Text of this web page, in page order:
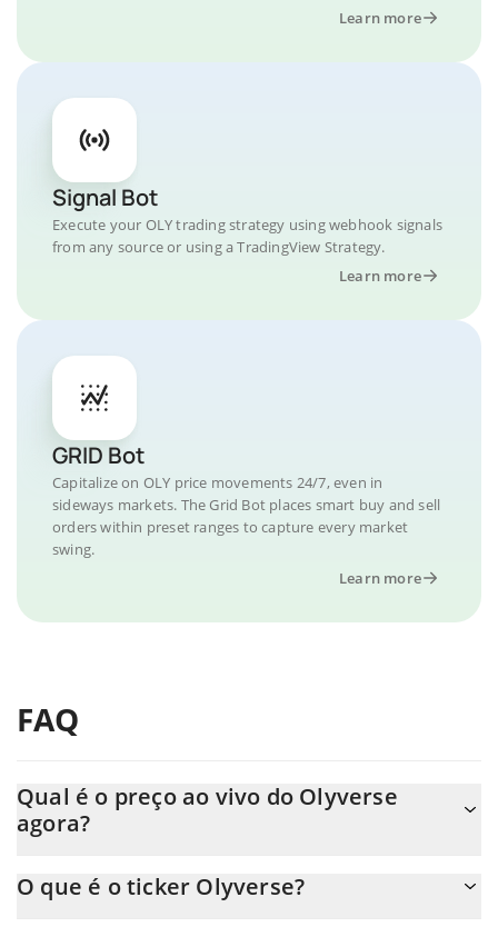
Learn more
Signal Bot
Execute your OLY trading strategy using webhook signals
from any source or using a TradingView Strategy.
Learn more
GRID Bot
Capitalize on OLY price movements 24/7, even in
sideways markets. The Grid Bot places smart buy and sell
orders within preset ranges to capture every market
swing.
Learn more
FAQ
Qual é o preço ao vivo do Olyverse
agora?
O que é o ticker Olyverse?